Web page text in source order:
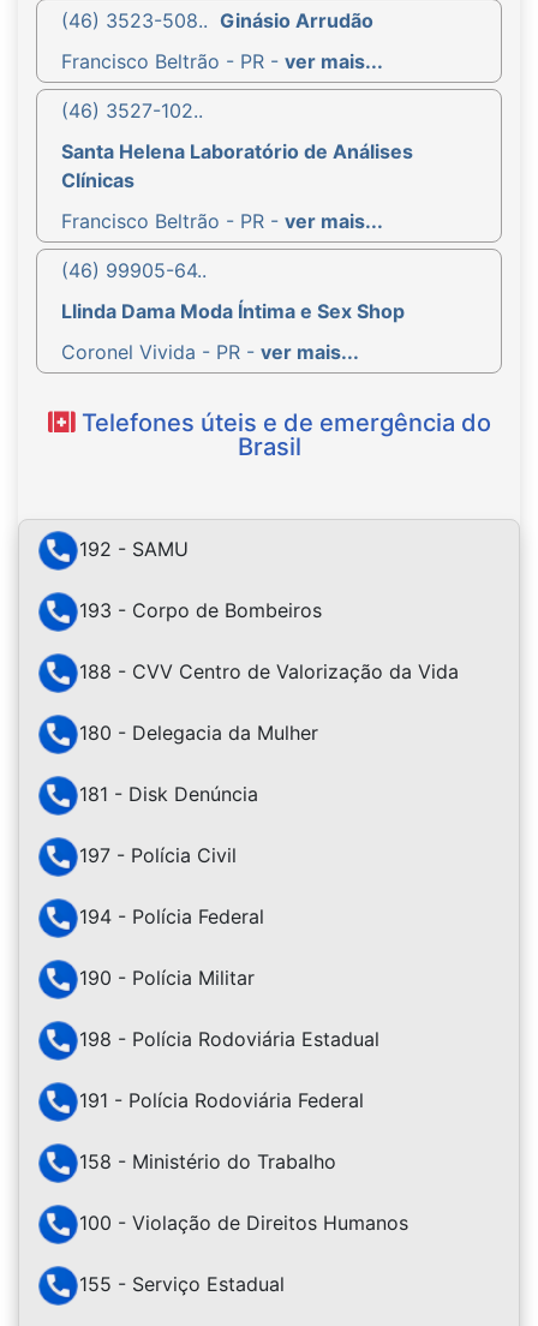
(46) 3523-508.. Ginásio Arrudão
Francisco Beltrão - PR - ver mais...
(46) 3527-102..
Santa Helena Laboratório de Análises
Clínicas
Francisco Beltrão - PR - ver mais...
(46) 99905-64..
Llinda Dama Moda Íntima e Sex Shop
Coronel Vivida - PR - ver mais...
Telefones úteis e de emergência do
Brasil
192 - SAMU
193 - Corpo de Bombeiros
188 - CVV Centro de Valorização da Vida
180 - Delegacia da Mulher
181 - Disk Denúncia
197 - Polícia Civil
194 - Polícia Federal
190 - Polícia Militar
198 - Polícia Rodoviária Estadual
191 - Polícia Rodoviária Federal
158 - Ministério do Trabalho
100 - Violação de Direitos Humanos
155 - Serviço Estadual